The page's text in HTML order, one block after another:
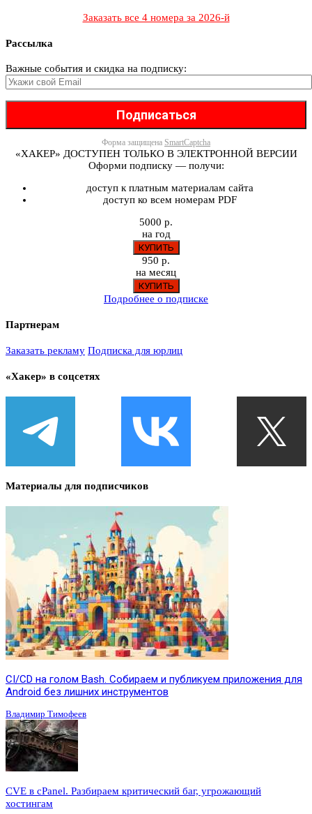
Заказать все 4 номера за 2026-й
Рассылка
Важные события и скидка на подписку:
Форма защищена SmartCaptcha
«ХАКЕР» ДОСТУПЕН ТОЛЬКО В ЭЛЕКТРОННОЙ ВЕРСИИ
Оформи подписку — получи:
доступ к платным материалам сайта
доступ ко всем номерам PDF
5000 р.
на год
950 р.
на месяц
Подробнее о подписке
Партнерам
Заказать рекламу Подписка для юрлиц
«Хакер» в соцсетях
Материалы для подписчиков
CI/CD на голом Bash. Собираем и публикуем приложения для
Android без лишних инструментов
Владимир Тимофеев
CVE в cPanel. Разбираем критический баг, угрожающий
хостингам